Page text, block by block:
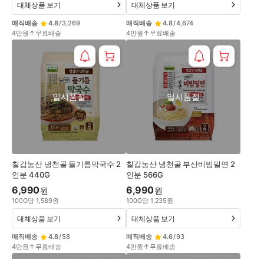
매직배송 4.8/3,269
4만원↑무료배송
대체상품 보기
매직배송 4.8/4,674
4만원↑무료배송
대체상품 보기
칠갑농산 냉천골 들기름막국수 2
인분 440G
일시품절
6,990원
100G당 1,589원
매직배송 4.8/58
4만원↑무료배송
대체상품 보기
칠갑농산 냉천골 부산비빔밀면 2
인분 566G
일시품절
6,990원
100G당 1,235원
매직배송 4.6/93
4만원↑무료배송
대체상품 보기